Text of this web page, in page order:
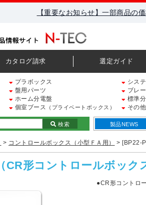
【重要なお知らせ】一部商品の
カタログ請求 選定ガイド
プラボックス シス
盤用パーツ ブレ
ホーム分電盤 標準
個室ブース （プライベートボックス） その他
検索 製品NEWS
> コントロールボックス（小型ＦＡ用） > [BP22-
形コントロールボック
●CR形コントロ